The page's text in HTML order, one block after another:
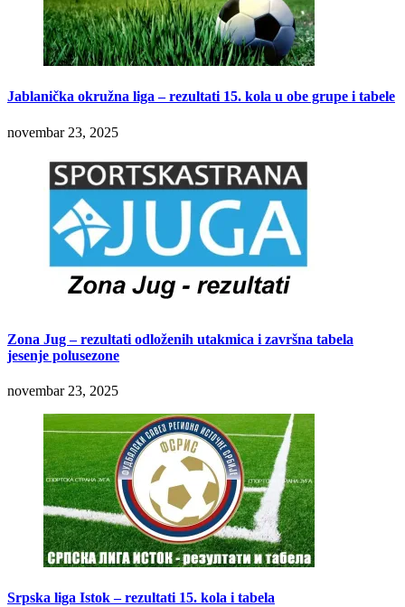
Jablanička okružna liga – rezultati 15. kola u obe grupe i tabele
novembar 23, 2025
Zona Jug – rezultati odloženih utakmica i završna tabela
jesenje polusezone
novembar 23, 2025
Srpska liga Istok – rezultati 15. kola i tabela